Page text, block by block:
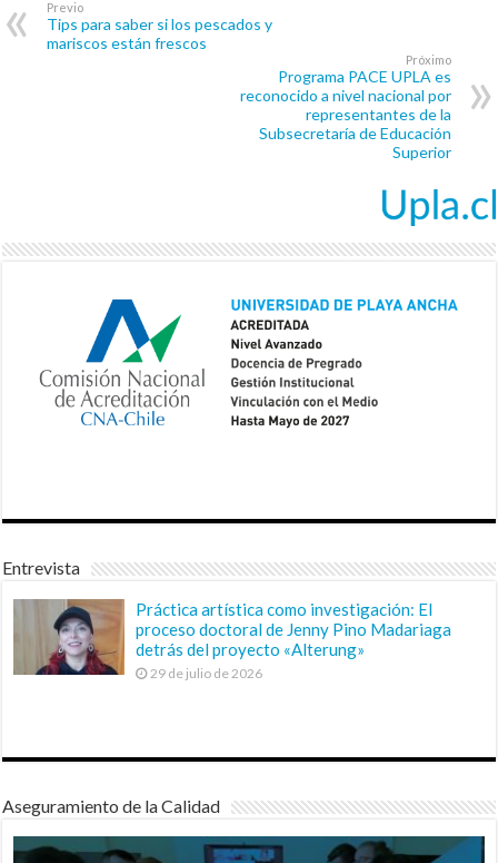
Previo
Tips para saber si los pescados y
mariscos están frescos
Próximo
Programa PACE UPLA es
reconocido a nivel nacional por
representantes de la
Subsecretaría de Educación
Superior
Entrevista
Práctica artística como investigación: El
proceso doctoral de Jenny Pino Madariaga
detrás del proyecto «Alterung»
29 de julio de 2026
Aseguramiento de la Calidad